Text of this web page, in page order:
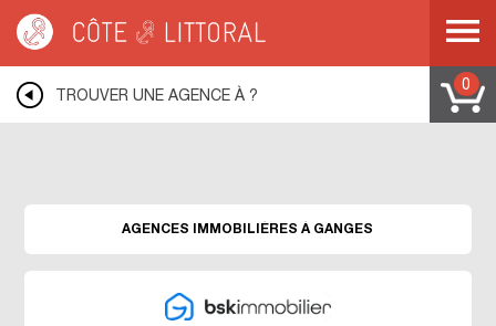
Warning : Undefined variable $idUser in
/var/www/mobile.cotelittoral.fr/annuaire.php
Côte & Littoral>Les agences du littoral>Agences immobili&eagrave;res
MEDITERRANEE
Agences immobili&eagrave;res LANGUEDOC ROUSSILLON>
Agences immobili&eagrave;res HERAULT
Agences immobili&eagrave;res
GANGES
TROUVER UNE AGENCE À ?
0
AGENCES IMMOBILIÈRES À GANGES